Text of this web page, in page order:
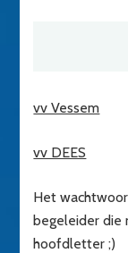
vv Vessem
vv DEES
Het
begeleider die
hoofdletter ;)